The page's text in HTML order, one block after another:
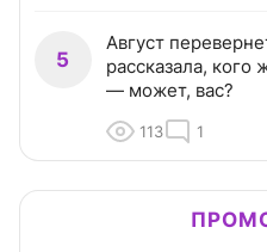
5
Август
рассказала,
— может, вас?
113 1